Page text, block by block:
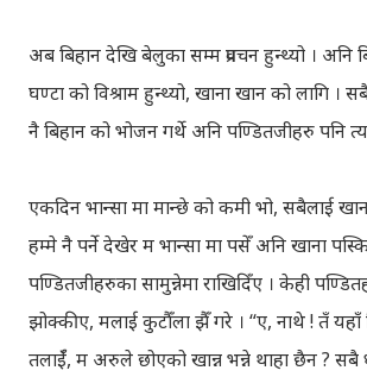
अब बिहान देखि बेलुका सम्म प्रवचन हुन्थ्यो । अनि
घण्टा को विश्राम हुन्थ्यो, खाना खान को लागि ।
नै बिहान को भोजन गर्थे अनि पण्डितजीहरु पनि
एकदिन भान्सा मा मान्छे को कमी भो, सबैलाई
हम्मे नै पर्ने देखेर म भान्सा मा पसेँ अनि खाना
पण्डितजीहरुका सामुन्नेमा राखिदिँए । केही
झोक्कीए, मलाई कुटौँला झैँ गरे । “ए, नाथे ! तँ
तलाईँ, म अरुले छोएको खान्न भन्ने थाहा छैन ? सबै